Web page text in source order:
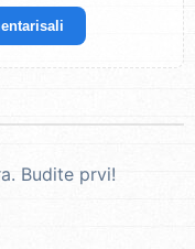
Budite prvi!